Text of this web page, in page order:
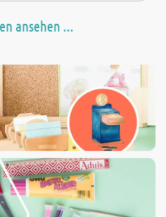
ansehen ...